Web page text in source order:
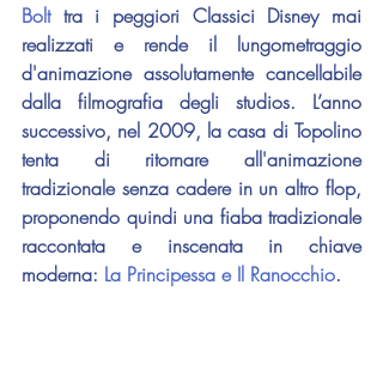
Bolt tra i peggiori Classici Disney mai
realizzati e rende il lungometraggio
d'animazione assolutamente cancellabile
dalla filmografia degli studios. L’anno
successivo, nel 2009, la casa di Topolino
tenta di ritornare all'animazione
tradizionale senza cadere in un altro flop,
proponendo quindi una fiaba tradizionale
raccontata e inscenata in chiave
moderna: La Principessa e Il Ranocchio.